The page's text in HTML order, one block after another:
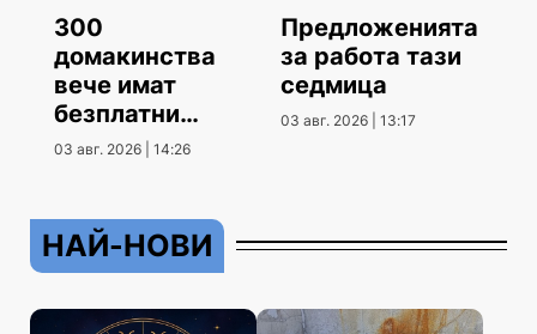
300
домакинства
вече имат
безплатни
климатици
03 авг. 2026 | 14:26
Предложенията
за работа тази
седмица
03 авг. 2026 | 13:17
НАЙ-НОВИ